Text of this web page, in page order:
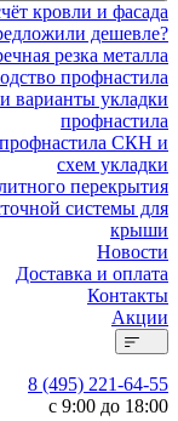
кровли и фасада
дешевле?
резка металла
профнастила
варианты укладки
профнастила
профнастила СКН и
схем укладки
перекрытия
системы для
крыши
Новости
Доставка и оплата
Контакты
Акции
8 (495) 221-64-55
с 9:00 до 18:00